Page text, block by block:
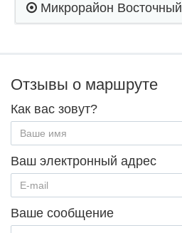
Микрорайон Восточный
Отзывы о маршруте
Как вас зовут?
Ваш электронный адрес
Ваше сообщение